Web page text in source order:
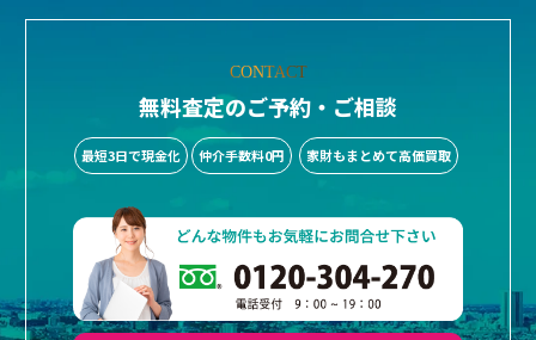
CONTACT
無料査定のご予約・ご相談
最短3日で現金化 仲介手数料0円 家財もまとめて高価買取